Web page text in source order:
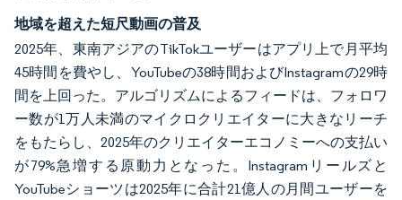
地域を超えた短尺動画の普及
2025年、東南アジアのTikTokユーザーはアプリ上で月平均
45時間を費やし、YouTubeの38時間およびInstagramの29時
間を上回った。アルゴリズムによるフィードは、フォロワ
ー数が1万人未満のマイクロクリエイターに大きなリーチ
をもたらし、2025年のクリエイターエコノミーへの支払い
が79%急増する原動力となった。Instagramリールズと
YouTubeショーツは2025年に合計21億人の月間ユーザーを